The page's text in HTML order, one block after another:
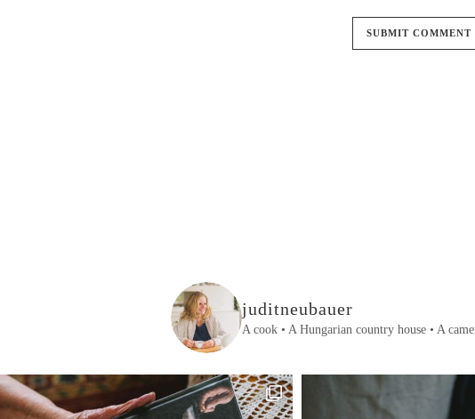
juditneubauer
A cook • A Hungarian country house • A